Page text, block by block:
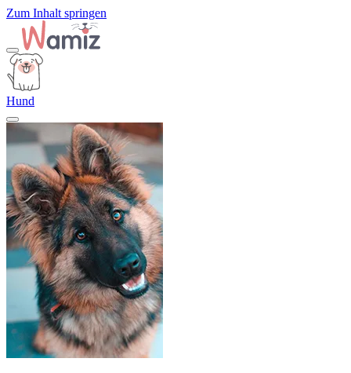
Zum Inhalt springen
Hund